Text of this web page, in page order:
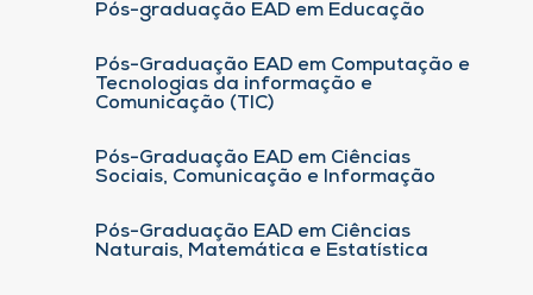
Pós-graduação EAD em Educação
Pós-Graduação EAD em Computação e
Tecnologias da informação e
Comunicação (TIC)
Pós-Graduação EAD em Ciências
Sociais, Comunicação e Informação
Pós-Graduação EAD em Ciências
Naturais, Matemática e Estatística